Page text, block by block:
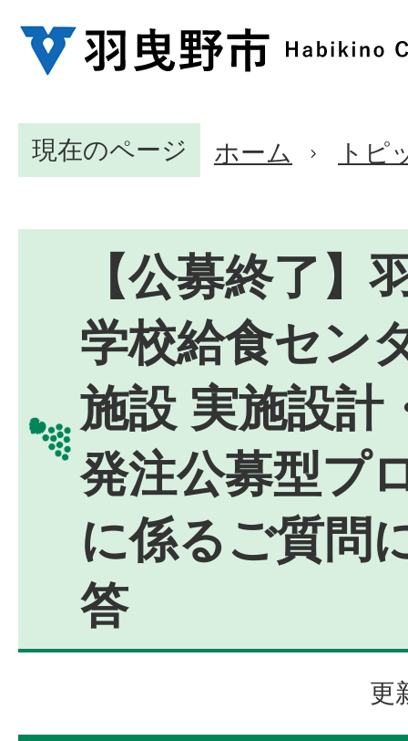
現在のページ ホーム トピ
【公募終了】
学校給食セン
施設 実施設計
発注公募型プ
に係るご質問
答
更